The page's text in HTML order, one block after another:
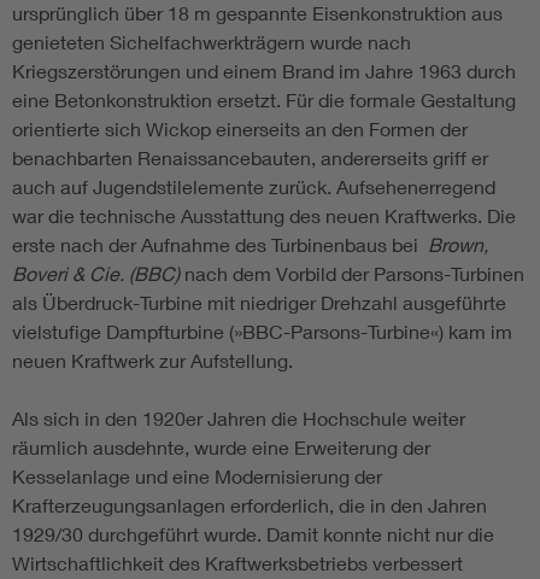
ursprünglich über 18 m gespannte Eisenkonstruktion aus
genieteten Sichelfachwerkträgern wurde nach
Kriegszerstörungen und einem Brand im Jahre 1963 durch
eine Betonkonstruktion ersetzt. Für die formale Gestaltung
orientierte sich Wickop einerseits an den Formen der
benachbarten Renaissancebauten, andererseits griff er
auch auf Jugendstilelemente zurück. Aufsehenerregend
war die technische Ausstattung des neuen Kraftwerks. Die
erste nach der Aufnahme des Turbinenbaus bei Brown,
Boveri & Cie. (BBC)nach dem Vorbild der Parsons-Turbinen
als Überdruck-Turbine mit niedriger Drehzahl ausgeführte
vielstufige Dampfturbine (»BBC-Parsons-Turbine«) kam im
neuen Kraftwerk zur Aufstellung.
Als sich in den 1920er Jahren die Hochschule weiter
räumlich ausdehnte, wurde eine Erweiterung der
Kesselanlage und eine Modernisierung der
Krafterzeugungsanlagen erforderlich, die in den Jahren
1929/30 durchgeführt wurde. Damit konnte nicht nur die
Wirtschaftlichkeit des Kraftwerksbetriebs verbessert